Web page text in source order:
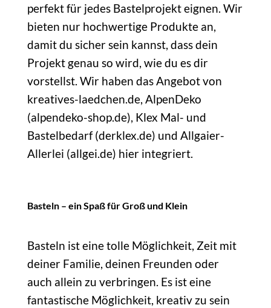
perfekt für jedes Bastelprojekt eignen. Wir
bieten nur hochwertige Produkte an,
damit du sicher sein kannst, dass dein
Projekt genau so wird, wie du es dir
vorstellst. Wir haben das Angebot von
kreatives-laedchen.de, AlpenDeko
(alpendeko-shop.de), Klex Mal- und
Bastelbedarf (derklex.de) und Allgaier-
Allerlei (allgei.de) hier integriert.
Basteln – ein Spaß für Groß und Klein
Basteln ist eine tolle Möglichkeit, Zeit mit
deiner Familie, deinen Freunden oder
auch allein zu verbringen. Es ist eine
fantastische Möglichkeit, kreativ zu sein